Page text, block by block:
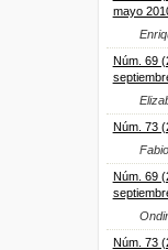
mayo
Núm. 69
Núm. 73
Núm. 69
Núm. 73